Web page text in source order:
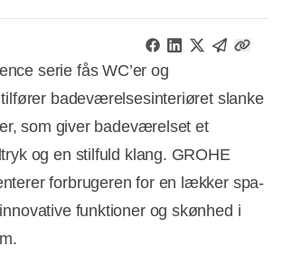
serie fås WC’er og
badeværelsesinteriøret slanke
som giver badeværelset et
og en stilfuld klang. GROHE
forbrugeren for en lækker spa-
funktioner og skønhed i